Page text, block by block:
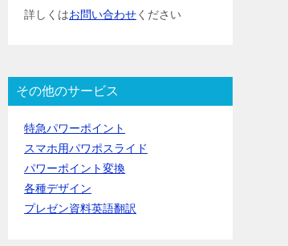
詳しくはお問い合わせください
その他のサービス
特急パワーポイント
スマホ用パワポスライド
パワーポイント変換
各種デザイン
プレゼン資料英語翻訳